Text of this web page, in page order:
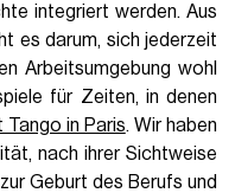
integriert werden. Aus
es darum, sich jederzeit
Arbeitsumgebung wohl
für Zeiten, in denen
Tango in Paris. Wir haben
nach ihrer Sichtweise
Geburt des Berufs und